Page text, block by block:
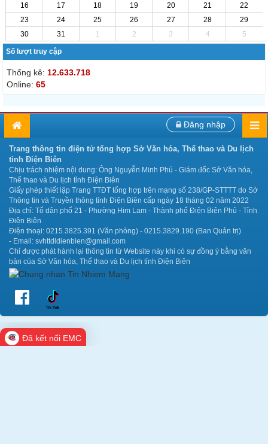
16
17 18 19 20 21
22
23
24 25 26 27 28
29
30
31 1 2 3 4 5
Số lượt truy cập
Thống kê: 12.633.718
Online: 65
Đăng nhập
Trang thông tin điện tử tổng hợp Sở Văn hóa, Thể thao và Du lịch
tỉnh Điện Biên
Chịu trách nhiệm nội dung: Ông Nguyễn Minh Phú - Giám đốc Sở Văn hóa,
Thể thao và Du lịch tỉnh Điện Biên
Giấy phép thiết lập Trang TTĐT tổng hợp trên mạng số 238/GP-STTTT do Sở
Thông tin và Truyền thông tỉnh Điện Biên cấp ngày 18 tháng 02 năm 2022
Địa chỉ: Tổ dân phố 21 - Phường Him Lam - Thành phố Điện Biên Phủ - Tỉnh
Điện Biên
Điện thoại: 0215.3825.391 (Văn phòng) - 0215.3829.190 (Ban Quản trị)
- Email: svhttdldienbien@gmail.com
Chỉ được phát hành lại thông tin từ Website này khi có sự đồng ý bằng văn
bản của Sở Văn hóa, Thể thao và Du lịch tỉnh Điện Biên
Đã kết nối EMC